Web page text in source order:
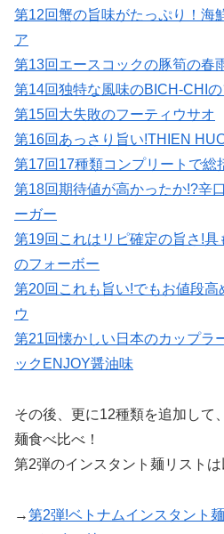
第12回蟹の旨味がたっぷり！海
ア
第13回エースコックの豚筍の春
第14回独特な風味のBICH-CHI
第15回大失敗のフーティウサオ
第16回あっさり旨い!THIEN
第17回17種類コンプリートで総
第18回期待値が高かったか!?辛
ーガー
第19回これはリピ確定の旨さ!
のフォーボー
第20回これも旨い!でもお値段高
ウ
第21回懐かしい日本のカップラ
ックENJOY醤油味
その後、更に12種類を追加して
麺食べ比べ！
第2弾のインスタント麺リストは
→第2弾!ベトナムインスタント